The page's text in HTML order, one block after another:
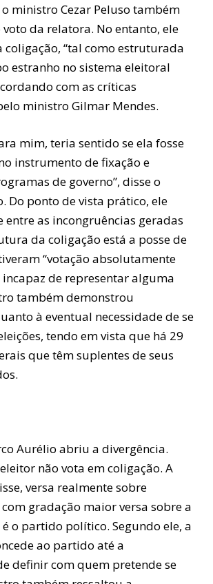
ministro Cezar Peluso também
da relatora. No entanto, ele
coligação, “tal como estruturada
estranho no sistema eleitoral
com as críticas
ministro Gilmar Mendes.
mim, teria sentido se ela fosse
instrumento de fixação e
de governo”, disse o
Do ponto de vista prático, ele
entre as incongruências geradas
da coligação está a posse de
“votação absolutamente
de representar alguma
também demonstrou
à eventual necessidade de se
tendo em vista que há 29
que têm suplentes de seus
Aurélio abriu a divergência.
não vota em coligação. A
versa realmente sobre
gradação maior versa sobre a
o partido político. Segundo ele, a
ao partido até a
definir com quem pretende se